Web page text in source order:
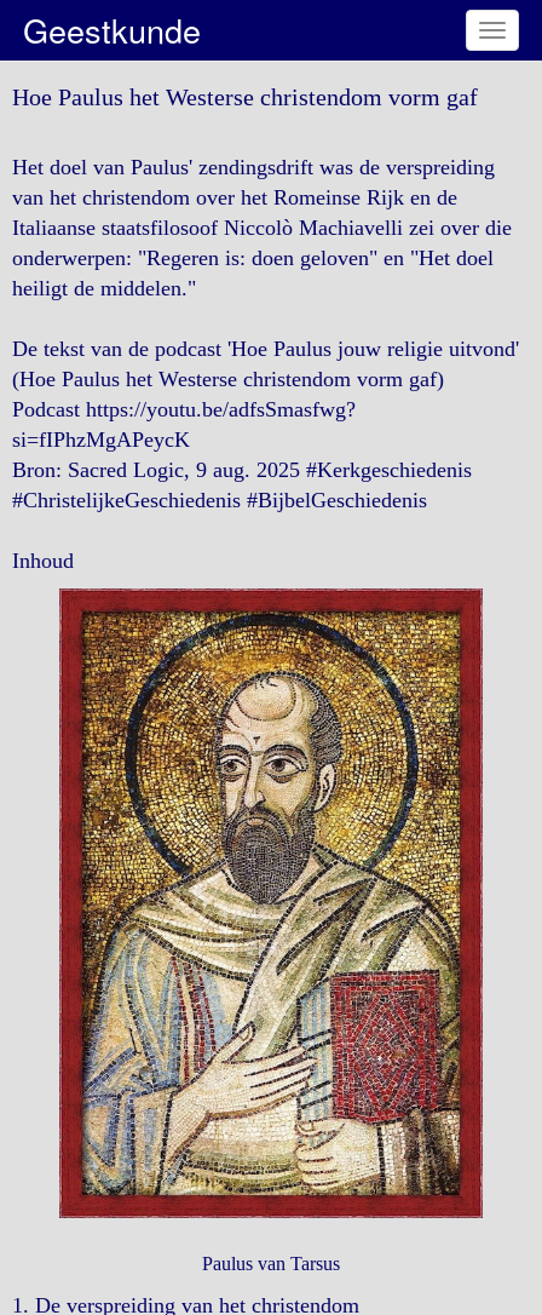
Toggle
Geestkunde
Hoe Paulus het Westerse christendom vorm gaf
Het doel van Paulus' zendingsdrift was de verspreiding
van het christendom over het Romeinse Rijk en de
Italiaanse staatsfilosoof Niccolò Machiavelli zei over die
onderwerpen: "Regeren is: doen geloven" en "Het doel
heiligt de middelen."
De tekst van de podcast 'Hoe Paulus jouw religie uitvond'
(Hoe Paulus het Westerse christendom vorm gaf)
Podcast https://youtu.be/adfsSmasfwg?
si=fIPhzMgAPeycK
Bron: Sacred Logic, 9 aug. 2025 #Kerkgeschiedenis
#ChristelijkeGeschiedenis #BijbelGeschiedenis
Inhoud
Paulus van Tarsus
1. De verspreiding van het christendom